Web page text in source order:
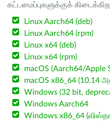
கட்டமைப்புகளுக்குக்
Linux Aarch64 (deb)
Linux Aarch64 (rpm)
Linux x64 (deb)
Linux x64 (rpm)
macOS (Aarch64/Apple
macOS x86_64 (10.14
Windows (32 bit,
Windows Aarch64
Windows x86_64